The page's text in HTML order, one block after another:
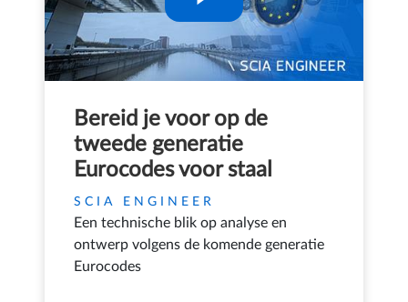
Bereid je voor op de
tweede generatie
Eurocodes voor staal
SCIA ENGINEER
Een technische blik op analyse en
ontwerp volgens de komende generatie
Eurocodes